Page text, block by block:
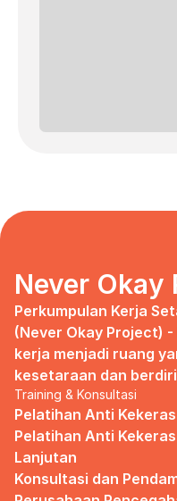
Never Okay
Perkumpulan Kerja
(Never Okay Project)
kerja menjadi ruang
kesetaraan dan
Training & Konsultasi
Pelatihan Anti
Pelatihan Anti
Lanjutan
Konsultasi dan